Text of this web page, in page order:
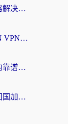
海外党必看：如何通过试用加速器解决国内APP地区限制？附2026最新对比测评
雷神手游VPN好用吗？和SpeedCN VPN对比哪个回国效果更好？海外党亲测3款加速器+避坑指南
海外党别踩坑：免费回国节点真的靠谱吗？教你选对加速器无缝访问国内资源
海外党别再踩坑免费代理！2026回国加速器全攻略：从选线到避坑，无缝访问国内资源